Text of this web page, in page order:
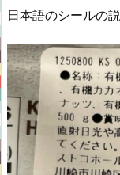
日本語のシールの